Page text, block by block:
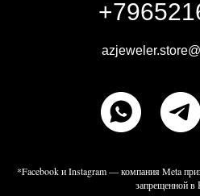
*Facebook и Instagram — компания Meta
запрещенной в